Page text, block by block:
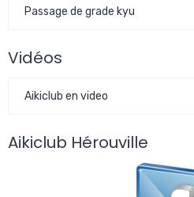
Passage de grade kyu
Vidéos
Aikiclub en video
Aikiclub Hérouville